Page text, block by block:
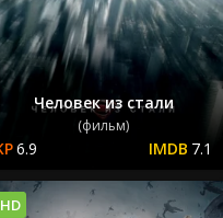
Человек из стали
(фильм)
6.9 7.1
HD